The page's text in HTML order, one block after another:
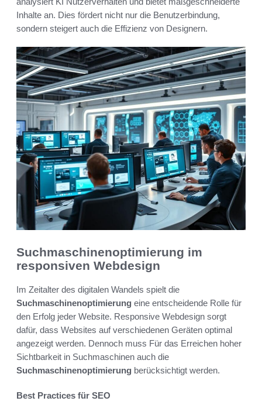
Inhalte an. Dies fördert nicht nur die Benutzerbindung,
sondern steigert auch die Effizienz von Designern.
Suchmaschinenoptimierung im
responsiven Webdesign
Im Zeitalter des digitalen Wandels spielt die
Suchmaschinenoptimierung eine entscheidende Rolle für
den Erfolg jeder Website. Responsive Webdesign sorgt
dafür, dass Websites auf verschiedenen Geräten optimal
angezeigt werden. Dennoch muss Für das Erreichen hoher
Sichtbarkeit in Suchmaschinen auch die
Suchmaschinenoptimierung berücksichtigt werden.
Best Practices für SEO